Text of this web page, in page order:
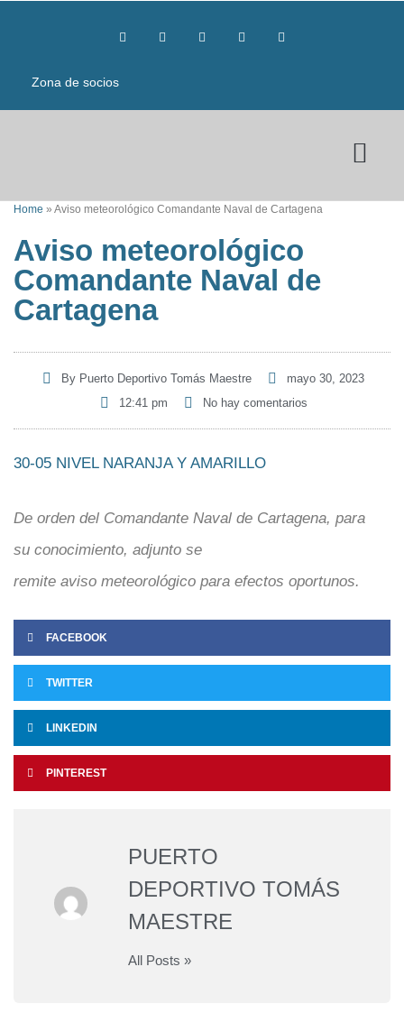
Zona de socios
Home » Aviso meteorológico Comandante Naval de Cartagena
Aviso meteorológico
Comandante Naval de
Cartagena
By Puerto Deportivo Tomás Maestre
mayo 30, 2023
12:41 pm
No hay comentarios
30-05 NIVEL NARANJA Y AMARILLO
De orden del Comandante Naval de Cartagena, para
su conocimiento, adjunto se
remite aviso meteorológico para efectos oportunos.
FACEBOOK
TWITTER
LINKEDIN
PINTEREST
PUERTO
DEPORTIVO TOMÁS
MAESTRE
All Posts »